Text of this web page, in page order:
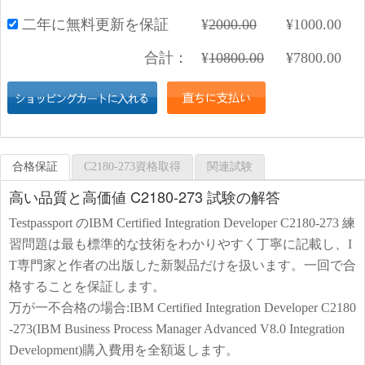
二年に無料更新を保証 ¥2000.00 ¥1000.00
合計： ¥10800.00 ¥7800.00
合格保証 C2180-273資格取得 関連試験
高い品質と高価値 C2180-273 試験の解答
Testpassport のIBM Certified Integration Developer C2180-273 練
習問題は最も標準的な技術をわかりやすく丁寧に記載し、I
T専門家と作者の出版した新製品だけを扱います。一回で合
格することを保証します。
万が一不合格の場合:IBM Certified Integration Developer C2180
-273(IBM Business Process Manager Advanced V8.0 Integration
Development)購入費用を全額返します。